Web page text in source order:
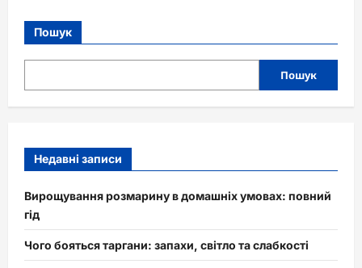
Пошук
Пошук
Недавні записи
Вирощування розмарину в домашніх умовах: повний
гід
Чого бояться таргани: запахи, світло та слабкості